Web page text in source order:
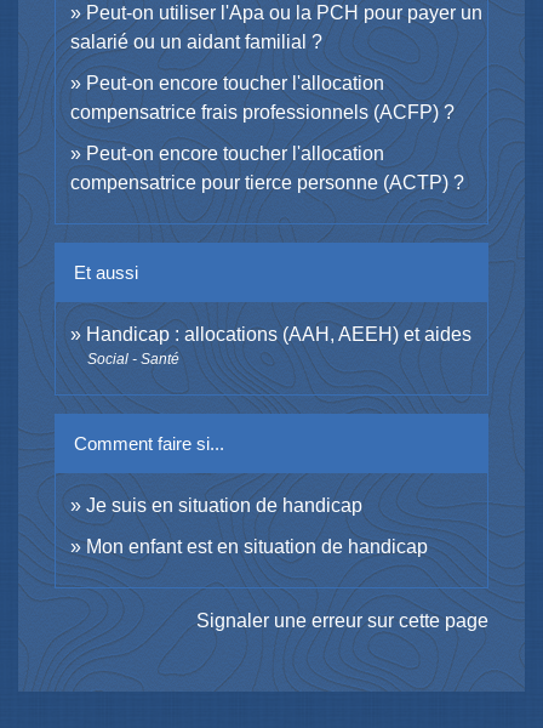
Peut-on utiliser l'Apa ou la PCH pour payer un
salarié ou un aidant familial ?
Peut-on encore toucher l'allocation
compensatrice frais professionnels (ACFP) ?
Peut-on encore toucher l'allocation
compensatrice pour tierce personne (ACTP) ?
Et aussi
Handicap : allocations (AAH, AEEH) et aides
Social - Santé
Comment faire si...
Je suis en situation de handicap
Mon enfant est en situation de handicap
Signaler une erreur sur cette page